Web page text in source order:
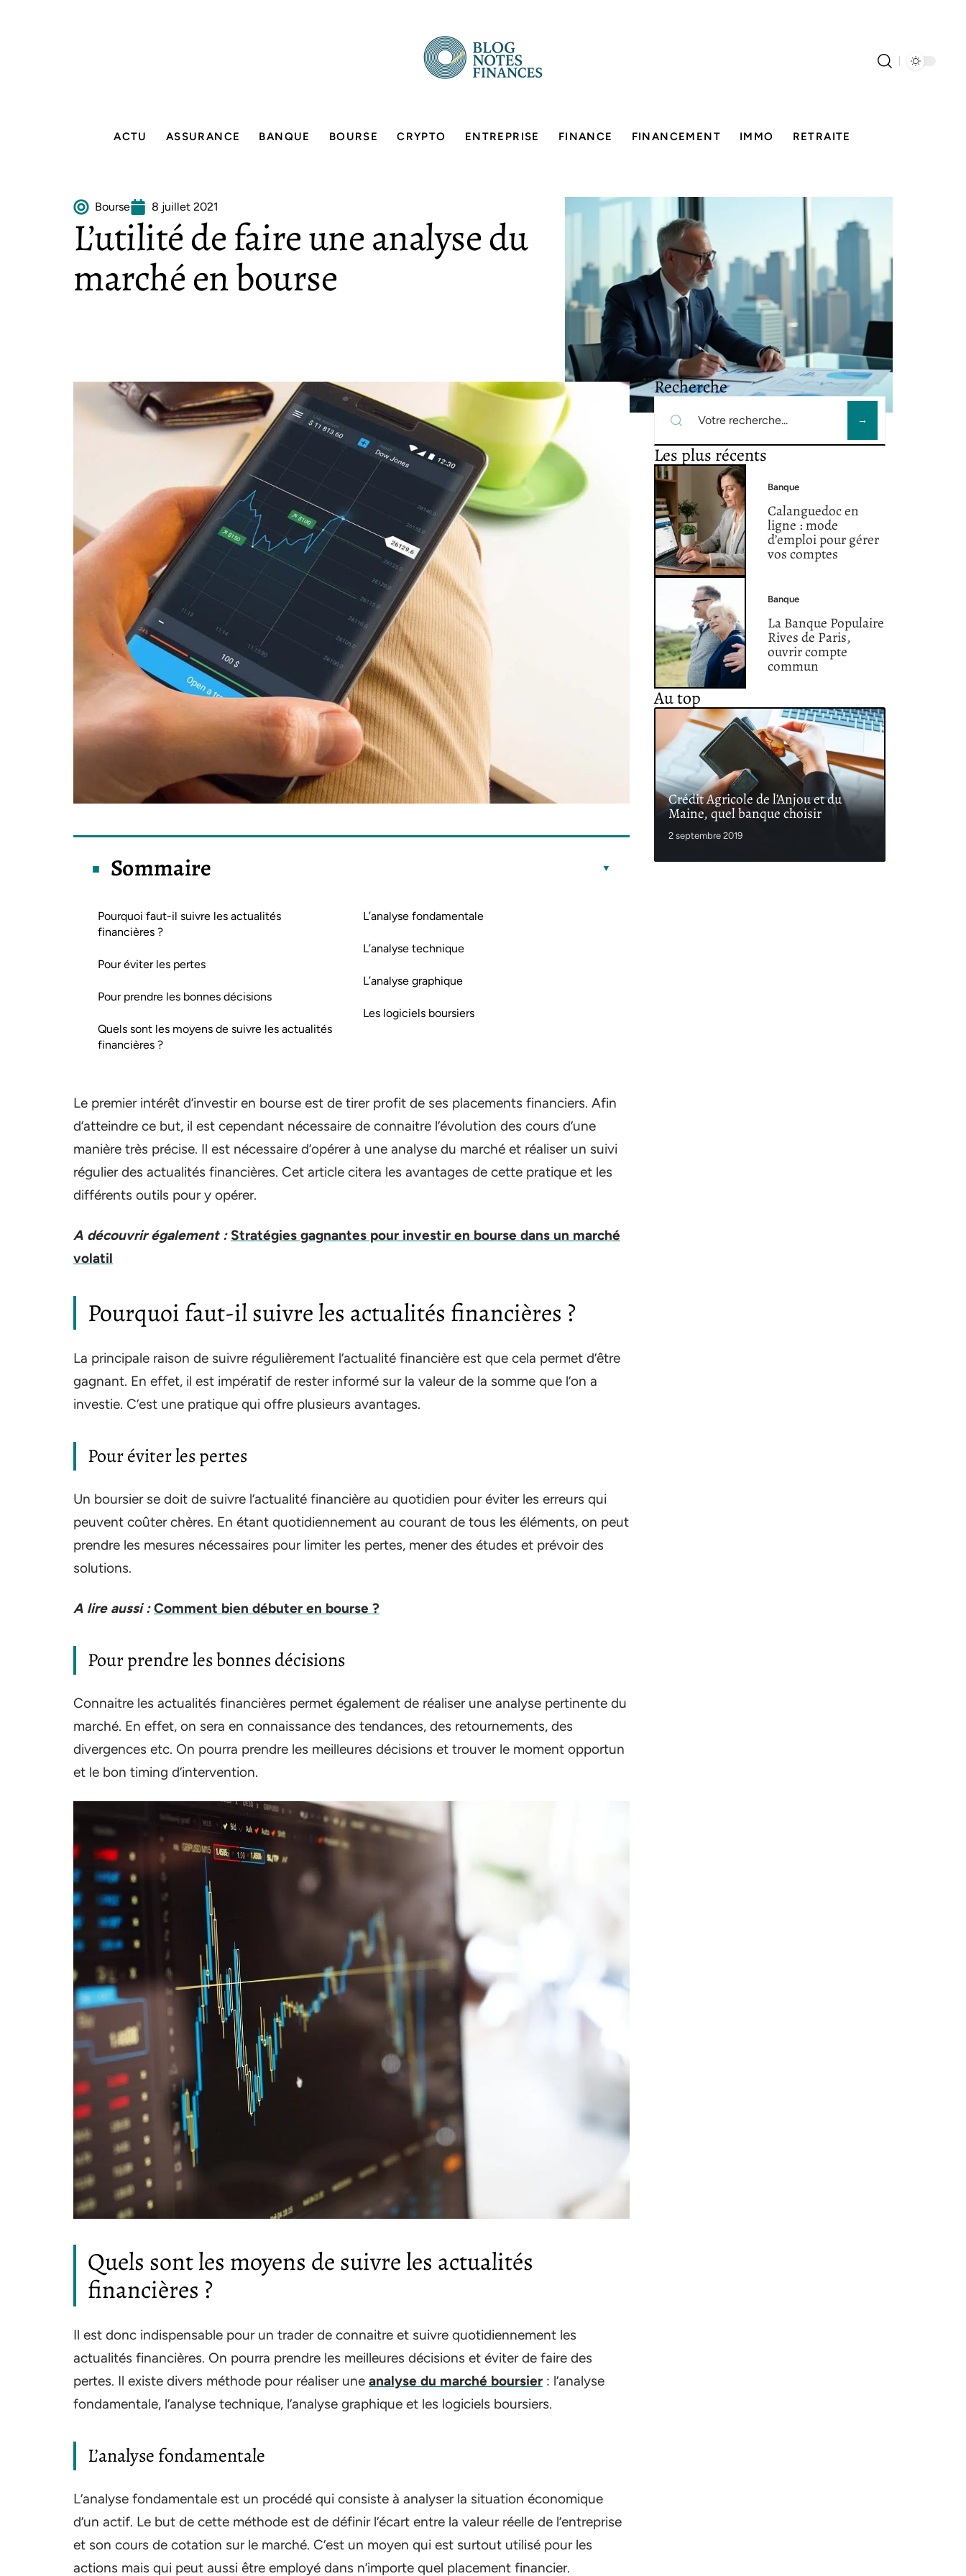
ACTU ASSURANCE BANQUE BOURSE CRYPTO ENTREPRISE FINANCE FINANCEMENT IMMO RETRAITE
Bourse 8 juillet 2021
L’utilité de faire une analyse du
marché en bourse
Sommaire
Pourquoi faut-il suivre les actualités
financières ?
Pour éviter les pertes
Pour prendre les bonnes décisions
Quels sont les moyens de suivre les actualités
financières ?
L’analyse fondamentale
L’analyse technique
L’analyse graphique
Les logiciels boursiers
Le premier intérêt d’investir en bourse est de tirer profit de ses placements financiers. Afin
d’atteindre ce but, il est cependant nécessaire de connaitre l’évolution des cours d’une
manière très précise. Il est nécessaire d’opérer à une analyse du marché et réaliser un suivi
régulier des actualités financières. Cet article citera les avantages de cette pratique et les
différents outils pour y opérer.
A découvrir également : Stratégies gagnantes pour investir en bourse dans un marché
volatil
Pourquoi faut-il suivre les actualités financières ?
La principale raison de suivre régulièrement l’actualité financière est que cela permet d’être
gagnant. En effet, il est impératif de rester informé sur la valeur de la somme que l’on a
investie. C’est une pratique qui offre plusieurs avantages.
Pour éviter les pertes
Un boursier se doit de suivre l’actualité financière au quotidien pour éviter les erreurs qui
peuvent coûter chères. En étant quotidiennement au courant de tous les éléments, on peut
prendre les mesures nécessaires pour limiter les pertes, mener des études et prévoir des
solutions.
A lire aussi : Comment bien débuter en bourse ?
Pour prendre les bonnes décisions
Connaitre les actualités financières permet également de réaliser une analyse pertinente du
marché. En effet, on sera en connaissance des tendances, des retournements, des
divergences etc. On pourra prendre les meilleures décisions et trouver le moment opportun
et le bon timing d’intervention.
Quels sont les moyens de suivre les actualités
financières ?
Il est donc indispensable pour un trader de connaitre et suivre quotidiennement les
actualités financières. On pourra prendre les meilleures décisions et éviter de faire des
pertes. Il existe divers méthode pour réaliser une analyse du marché boursier : l’analyse
fondamentale, l’analyse technique, l’analyse graphique et les logiciels boursiers.
L’analyse fondamentale
L’analyse fondamentale est un procédé qui consiste à analyser la situation économique
d’un actif. Le but de cette méthode est de définir l’écart entre la valeur réelle de l’entreprise
et son cours de cotation sur le marché. C’est un moyen qui est surtout utilisé pour les
actions mais qui peut aussi être employé dans n’importe quel placement financier.
Recherche
Les plus récents
Banque
Calanguedoc en
ligne : mode
d’emploi pour gérer
vos comptes
Banque
La Banque Populaire
Rives de Paris,
ouvrir compte
commun
Au top
Crédit Agricole de l’Anjou et du
Maine, quel banque choisir
2 septembre 2019